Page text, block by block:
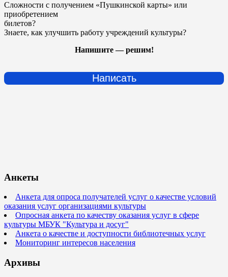
Сложности с получением «Пушкинской карты» или
приобретением
билетов?
Знаете, как улучшить работу учреждений культуры?
Напишите — решим!
Написать
Анкеты
Анкета для опроса получателей услуг о качестве условий
оказания услуг организациями культуры
Опросная анкета по качеству оказания услуг в сфере
культуры МБУК "Культура и досуг"
Анкета о качестве и доступности библиотечных услуг
Мониторинг интересов населения
Архивы